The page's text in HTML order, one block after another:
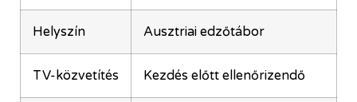
Helyszín Ausztriai edzőtábor
TV-közvetítés Kezdés előtt ellenőrizendő